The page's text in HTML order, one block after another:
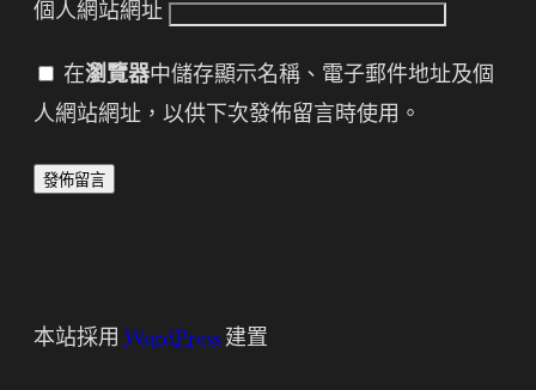
個人網站網址
在瀏覽器中儲存顯示名稱、電子郵件地址及個
人網站網址，以供下次發佈留言時使用。
本站採用 WordPress 建置